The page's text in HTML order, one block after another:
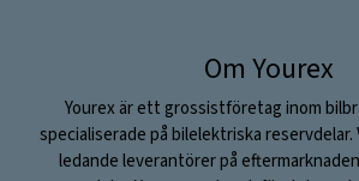
Om Yourex
Yourex är ett grossistföretag inom
specialiserade på bilelektriska reservdelar.
ledande leverantörer på